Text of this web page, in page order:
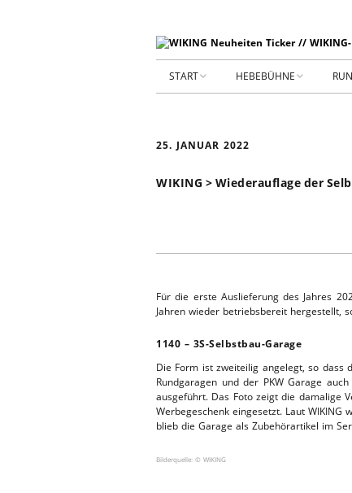
START
ARCHIV 2009-2014
SHOP _ Beta SHOP-
HEBEBÜHNE
HEBEBÜHNE 2025
HEBEBÜHNE 2024
HEBEBÜHNE 2021
HEBEBÜHNE 2020
HEBEBÜHNE 2019
HEBEBÜHNE 2018
25. JANUAR 2022
WIKING > Wiederauflage der
Für die erste Auslieferung des Jahres
Jahren wieder betriebsbereit hergestellt,
1140 – 3S-Selbstbau-Garage
Die Form ist zweiteilig angelegt, so dass
Rundgaragen und der PKW Garage
ausgeführt. Das Foto zeigt die damalige
Werbegeschenk eingesetzt. Laut
blieb die Garage als Zubehörartikel im
Bilderquelle: © WIKING